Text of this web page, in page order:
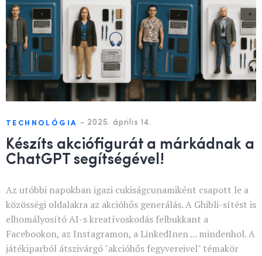
TECHNOLÓGIA - 2025. április 14.
Készíts akciófigurát a márkádnak a
ChatGPT segítségével!
Az utóbbi napokban igazi cukiságcunamiként csapott le a
közösségi oldalakra az akcióhős generálás. A Ghibli-sítést is
elhomályosító AI-s kreatívoskodás felbukkant a
Facebookon, az Instagramon, a LinkedInen ... mindenhol. A
játékiparból átszivárgó "akcióhős fegyvereivel" témakör